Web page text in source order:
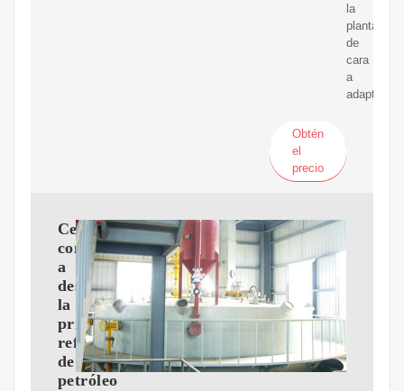
la
planta
de
cara
a
adaptarse
Obtén
el
precio
Cepsa
comienza
a
desmantelar
la
primera
refinería
de
petróleo